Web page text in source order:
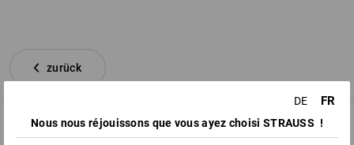
zurück
DE FR
Nous nous réjouissons que vous ayez choisi STRAUSS !